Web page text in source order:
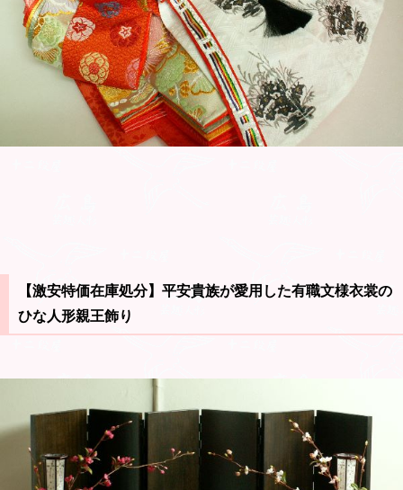
【激安特価在庫処分】平安貴族が愛用した有職文様衣裳の
ひな人形親王飾り